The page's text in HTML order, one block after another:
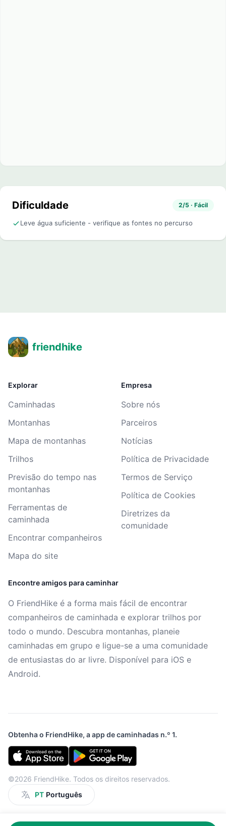
Dificuldade 2/5 · Fácil
Leve água suficiente - verifique as fontes no percurso
friendhike
Explorar
Caminhadas
Montanhas
Mapa de montanhas
Trilhos
Previsão do tempo nas
montanhas
Ferramentas de
caminhada
Encontrar companheiros
Mapa do site
Empresa
Sobre nós
Parceiros
Notícias
Política de Privacidade
Termos de Serviço
Política de Cookies
Diretrizes da
comunidade
Encontre amigos para caminhar
O FriendHike é a forma mais fácil de encontrar
companheiros de caminhada e explorar trilhos por
todo o mundo. Descubra montanhas, planeie
caminhadas em grupo e ligue-se a uma comunidade
de entusiastas do ar livre. Disponível para iOS e
Android.
Obtenha o FriendHike, a app de caminhadas n.º 1.
©2026 FriendHike. Todos os direitos reservados.
PT Português